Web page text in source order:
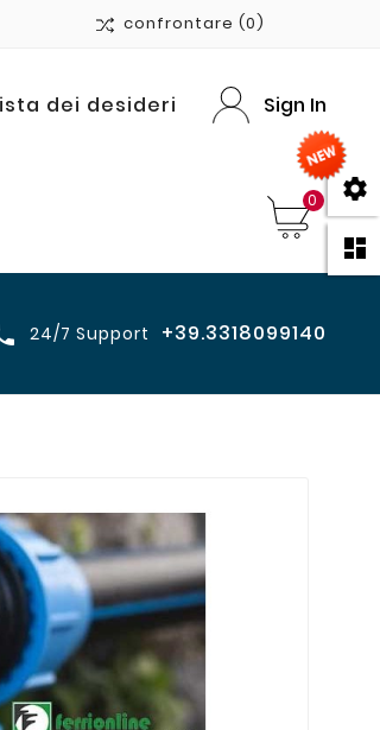


confrontare (0)
dei desideri Sign In
0
24/7 Support +39.3318099140